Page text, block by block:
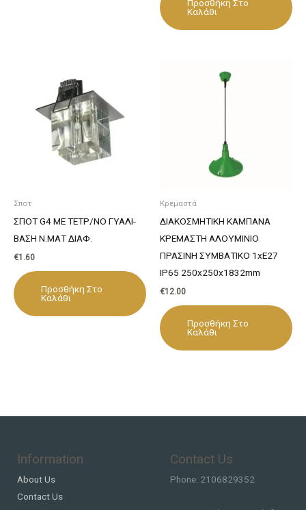
Προσθήκη Στο
Καλάθι
Σποτ
ΣΠΟΤ G4 ΜΕ ΤΕΤΡ/ΝΟ ΓΥΑΛΙ-
ΒΑΣΗ Ν.ΜΑΤ ΔΙΑΦ.
€1.60
Προσθήκη Στο
Καλάθι
Κρεμαστά
ΔΙΑΚΟΣΜΗΤΙΚΗ ΚΑΜΠΑΝΑ
ΚΡΕΜΑΣΤΗ ΑΛΟΥΜΙΝΙΟ
ΠΡΑΣΙΝΗ ΣΥΜΒΑΤΙΚΟ 1xE27
IP65 250x250x1832mm
€12.00
Προσθήκη Στο
Καλάθι
Information
About Us
Contact Us
Contact Us
Phone: 2106829352